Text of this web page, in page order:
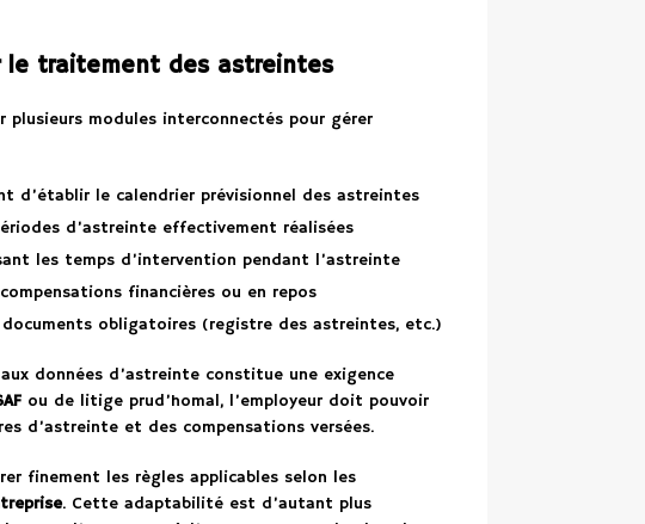
le traitement des astreintes
modules interconnectés pour gérer
d’établir le calendrier prévisionnel des astreintes
d’astreinte effectivement réalisées
les temps d’intervention pendant l’astreinte
financières ou en repos
obligatoires (registre des astreintes, etc.)
données d’astreinte constitue une exigence
ou de litige prud’homal, l’employeur doit pouvoir
d’astreinte et des compensations versées.
finement les règles applicables selon les
. Cette adaptabilité est d’autant plus